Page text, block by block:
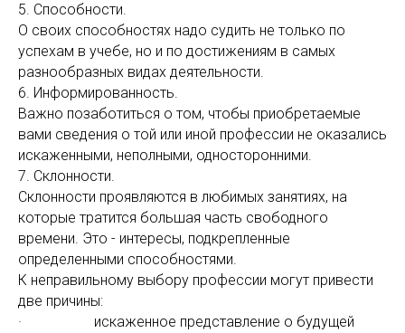
5. Способности.
О своих способностях надо судить не только по
успехам в учебе, но и по достижениям в самых
разнообразных видах деятельности.
6. Информированность.
Важно позаботиться о том, чтобы приобретаемые
вами сведения о той или иной профессии не оказались
искаженными, неполными, односторонними.
7. Склонности.
Склонности проявляются в любимых занятиях, на
которые тратится большая часть свободного
времени. Это - интересы, подкрепленные
определенными способностями.
К неправильному выбору профессии могут привести
две причины:
· искаженное представление о будущей